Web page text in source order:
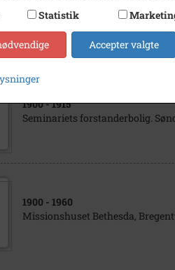
Søndergade 10, lærer/
1900- 1915
Seminariets forstanderbolig.
1900 - 1960
Missionshuset Bethesda,
Statistik
Accepter valgte